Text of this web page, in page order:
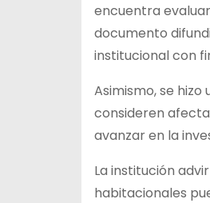
encuentra
documento
institucional con
Asimismo, se
consideren
avanzar en la
La institución
habitacionales